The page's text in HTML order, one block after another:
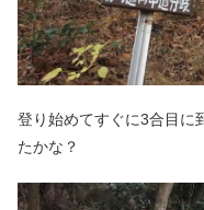
登り始めてすぐに3合目に
たかな？